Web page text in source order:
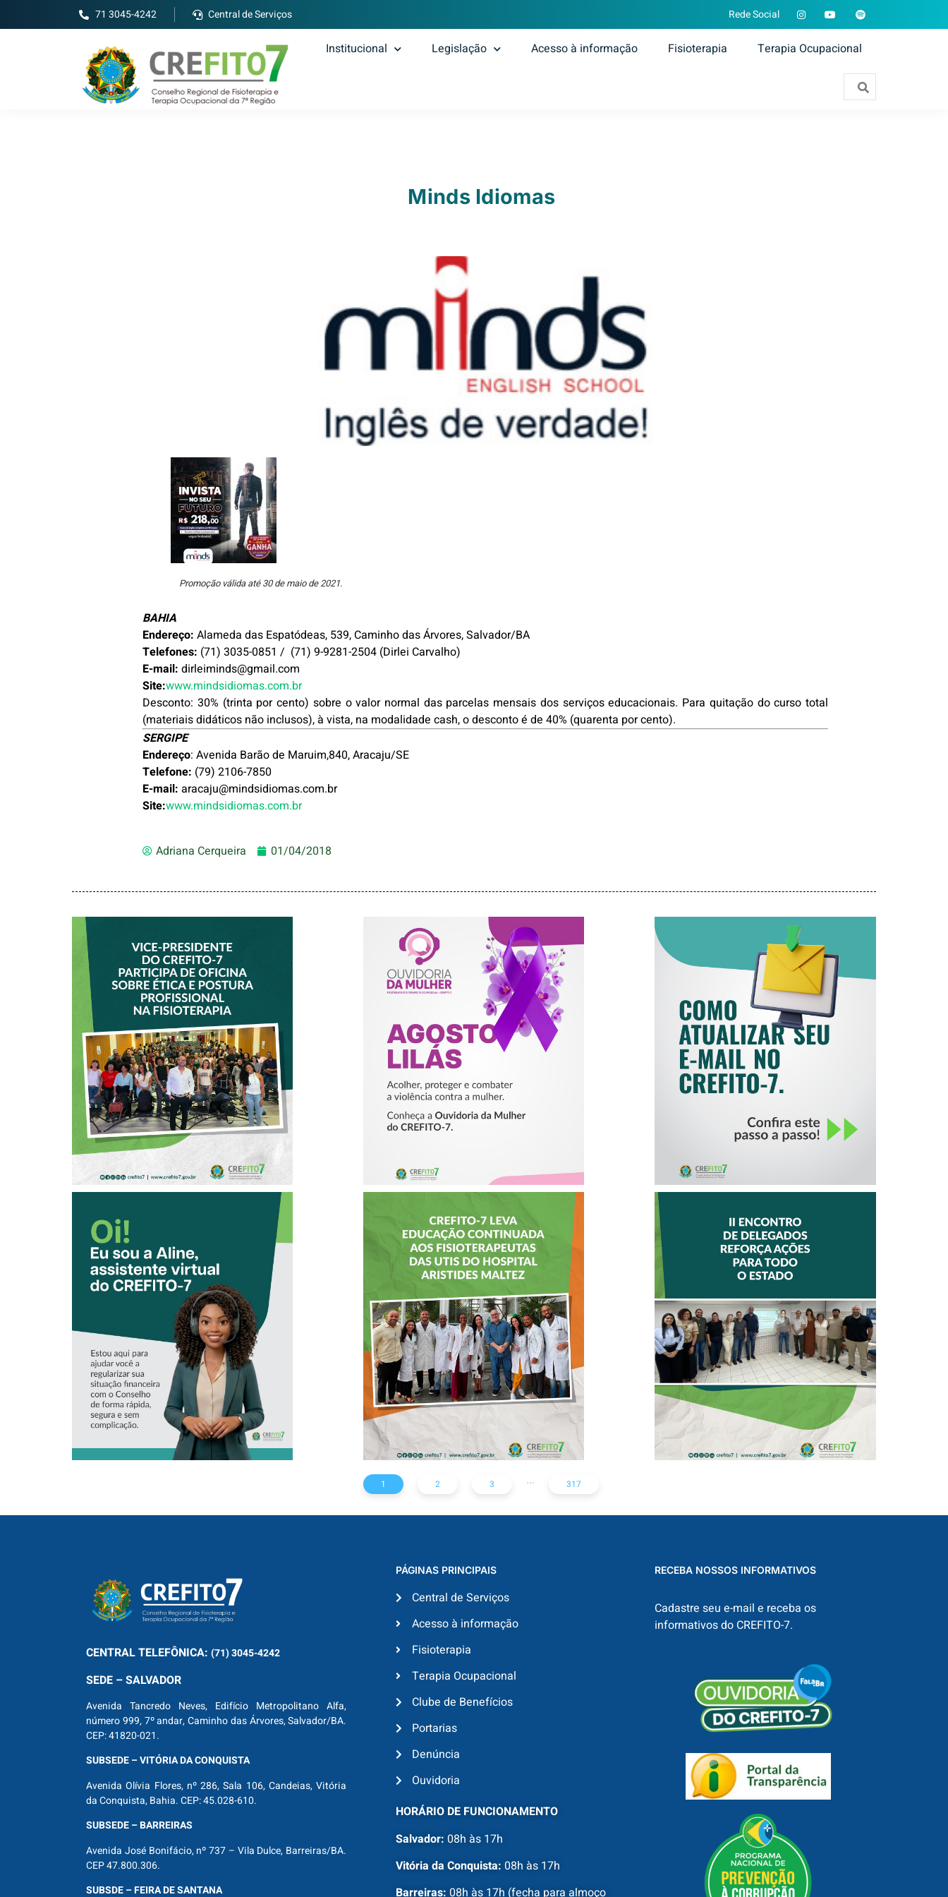
71 3045-4242 Central de Serviços Rede Social
Institucional Legislação Acesso à informação Fisioterapia Terapia Ocupacional
Minds Idiomas
Promoção válida até 30 de maio de 2021.
BAHIA
Endereço: Alameda das Espatódeas, 539, Caminho das Árvores, Salvador/BA
Telefones: (71) 3035-0851 / (71) 9-9281-2504 (Dirlei Carvalho)
E-mail: dirleiminds@gmail.com
Site:www.mindsidiomas.com.br
Desconto: 30% (trinta por cento) sobre o valor normal das parcelas mensais dos serviços educacionais. Para quitação do curso total
(materiais didáticos não inclusos), à vista, na modalidade cash, o desconto é de 40% (quarenta por cento).
SERGIPE
Endereço: Avenida Barão de Maruim,840, Aracaju/SE
Telefone: (79) 2106-7850
E-mail: aracaju@mindsidiomas.com.br
Site:www.mindsidiomas.com.br
Adriana Cerqueira 01/04/2018
VICE-PRESIDENTE
DO CREFITO-7
PARTICIPA DE
OFICINA SOBRE
ÉTICA E POSTURA
PROFISSIONAL NA
FISIOTERAPIA
AGOSTO LILÁS –
ACOLHER,
PROTEGER E
COMBATER A
VIOLÊNCIA
CONTRA A
MULHER
COMO ATUALIZAR
SEU E-MAIL NO
CREFITO-7
CONHEÇA A
‘ALINE’,
ASSISTENTE
VIRTUAL DO
CREFITO-7
CREFITO-7 LEVA
EDUCAÇÃO
CONTINUADA AOS
FISIOTERAPEUTAS
DAS UTIs DO
HOSPITAL
ARISTIDES
MALTEZ
II ENCONTRO DE
REFORÇA AÇÕES
PARA TODO O
ESTADO
1 2 3 ... 317
CENTRALTELEFÔNICA: (71) 3045-4242
SEDE – SALVADOR
Avenida Tancredo Neves, Edifício Metropolitano Alfa,
número 999, 7º andar, Caminho das Árvores, Salvador/BA.
CEP: 41820-021.
SUBSEDE – VITÓRIA DA CONQUISTA
Avenida Olívia Flores, nº 286, Sala 106, Candeias, Vitória
da Conquista, Bahia. CEP: 45.028-610.
SUBSEDE – BARREIRAS
Avenida José Bonifácio, nº 737 – Vila Dulce, Barreiras/BA.
CEP 47.800.306.
SUBSDE – FEIRA DE SANTANA
PÁGINAS PRINCIPAIS
Central de Serviços
Acesso à informação
Fisioterapia
Terapia Ocupacional
Clube de Benefícios
Portarias
Denúncia
Ouvidoria
HORÁRIO DE FUNCIONAMENTO
Salvador: 08h às 17h
Vitória da Conquista: 08h às 17h
Barreiras: 08h às 17h (fecha para almoço
RECEBA NOSSOS INFORMATIVOS
Cadastre seu e-mail e receba os
informativos do CREFITO-7.